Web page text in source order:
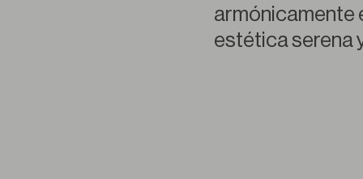
armónicamente
estética serena